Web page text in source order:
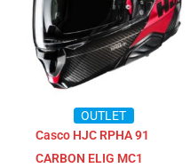
OUTLET
Casco HJC RPHA 91
CARBON ELIG MC1